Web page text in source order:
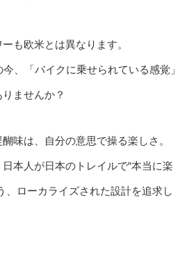
も欧米とは異なります。
、「バイクに乗せられている感覚」
ませんか？
味は、自分の意思で操る楽しさ。
本人が日本のトレイルで“本当に楽
、ローカライズされた設計を追求し